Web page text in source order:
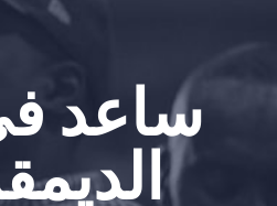
ساعد